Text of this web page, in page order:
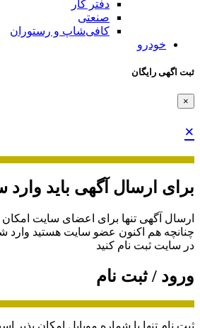
دفتر کار
صنعتی
کافی‌شاپ و رستوران
خودرو
ثبت اگهی رایگان
×
×
برای ارسال آگهی باید
ارسال آگهی تنها برای اعضای سایت امکان
چنانچه هم‌ اکنون عضو سایت هستید وارد
در سایت ثبت نام کنید
ورود / ثبت نام
ثبت نام تنها با شماره موبایل امکان پذیر